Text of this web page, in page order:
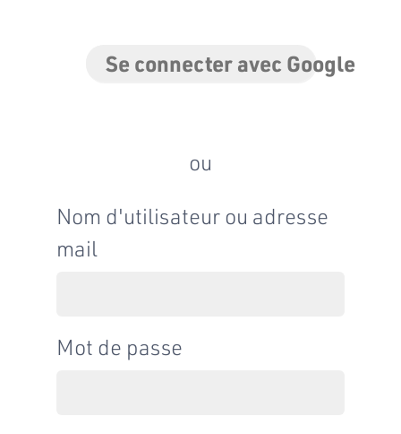
Se connecter avec Google
ou
Nom d'utilisateur ou adresse
mail
Mot de passe